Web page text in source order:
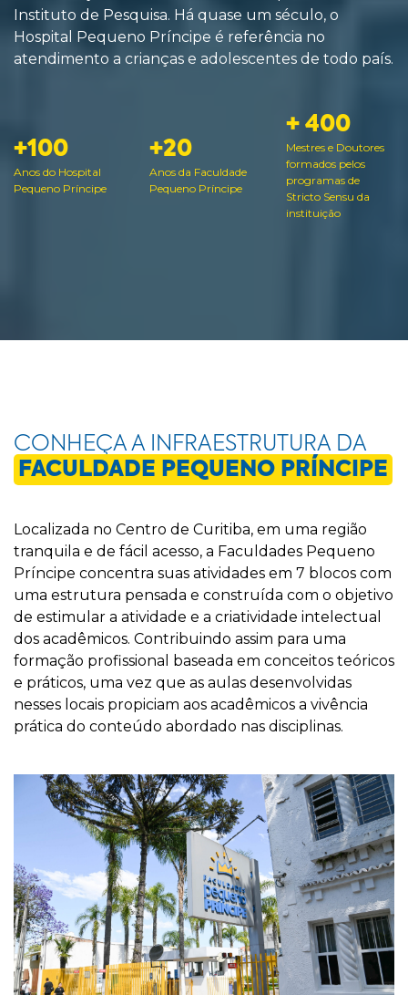
Instituto de Pesquisa. Há quase um século, o
Hospital Pequeno Príncipe é referência no
atendimento a crianças e adolescentes de todo país.
+100
Anos do Hospital
Pequeno Príncipe
+20
Anos da Faculdade
Pequeno Príncipe
+ 400
Mestres e Doutores
formados pelos
programas de
Stricto Sensu da
instituição
CONHEÇA A INFRAESTRUTURA DA
FACULDADE PEQUENO PRÍNCIPE
Localizada no Centro de Curitiba, em uma região
tranquila e de fácil acesso, a Faculdades Pequeno
Príncipe concentra suas atividades em 7 blocos com
uma estrutura pensada e construída com o objetivo
de estimular a atividade e a criatividade intelectual
dos acadêmicos. Contribuindo assim para uma
formação profissional baseada em conceitos teóricos
e práticos, uma vez que as aulas desenvolvidas
nesses locais propiciam aos acadêmicos a vivência
prática do conteúdo abordado nas disciplinas.